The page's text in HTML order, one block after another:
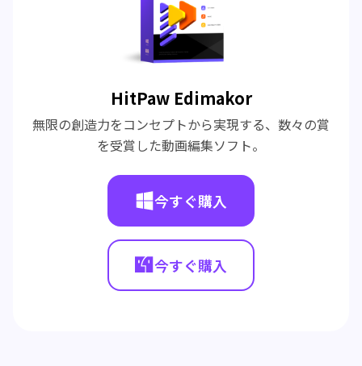
HitPaw Edimakor
無限の創造力をコンセプトから実現する、数々の賞
を受賞した動画編集ソフト。
今すぐ購入
今すぐ購入